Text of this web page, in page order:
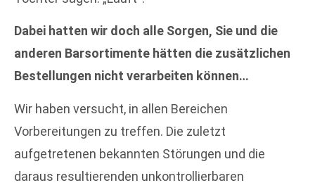
Dabei hatten wir doch alle Sorgen, Sie und die
anderen Barsortimente hätten die zusätzlichen
Bestellungen nicht verarbeiten können…
Wir haben versucht, in allen Bereichen
Vorbereitungen zu treffen. Die zuletzt
aufgetretenen bekannten Störungen und die
daraus resultierenden unkontrollierbaren